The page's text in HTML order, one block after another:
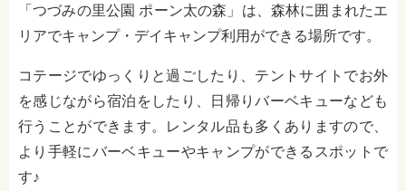
「つづみの里公園 ポーン太の森」は、森林に囲まれたエ
リアでキャンプ・デイキャンプ利用ができる場所です。
コテージでゆっくりと過ごしたり、テントサイトでお外
を感じながら宿泊をしたり、日帰りバーベキューなども
行うことができます。レンタル品も多くありますので、
より手軽にバーベキューやキャンプができるスポットで
す♪